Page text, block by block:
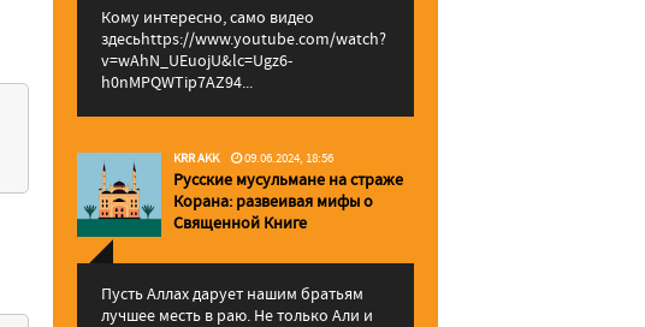
Кому интересно, само видео
здесьhttps://www.youtube.com/watch?
v=wAhN_UEuojU&lc=Ugz6-
h0nMPQWTip7AZ94...
KRR AKK 09.06.2024, 18:56
Русские мусульмане на страже
Корана: pазвеивая мифы о
Священной Книге
Пусть Аллах дарует нашим братьям
лучшее месть в раю. Не только Али и